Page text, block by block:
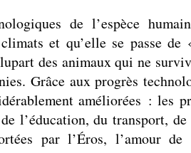
de l’espèce
et qu’elle se passe
des animaux qui ne
Grâce aux progrès
améliorées : les
l’éducation, du transport,
par l’Éros, l’amour